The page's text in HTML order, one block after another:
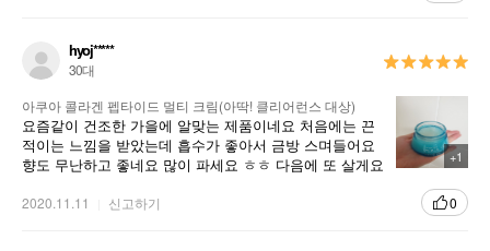
hyoj*****
30대
+1
아쿠아 콜라겐 펩타이드 멀티 크림(아딱! 클리어런스 대상)
요즘같이 건조한 가을에 알맞는 제품이네요 처음에는 끈
적이는 느낌을 받았는데 흡수가 좋아서 금방 스며들어요
향도 무난하고 좋네요 많이 파세요 ㅎㅎ 다음에 또 살게요
2020.11.11 신고하기 0